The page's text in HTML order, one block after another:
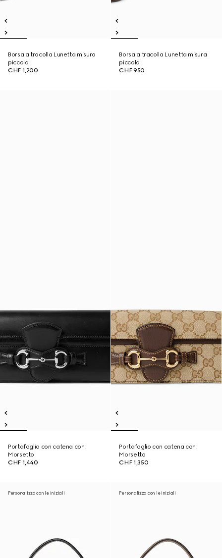
Borsa a tracolla Lunetta misura
piccola
CHF 1,200
Borsa a tracolla Lunetta misura
piccola
CHF 950
Portafoglio con catena con
Morsetto
CHF 1,440
Portafoglio con catena con
Morsetto
CHF 1,350
Personalizza con le iniziali Personalizza con le iniziali